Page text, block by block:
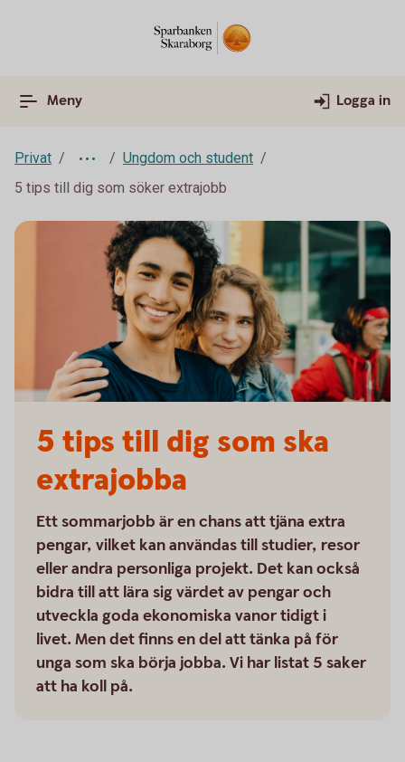
Meny Logga in
Privat
Ungdom och student
5 tips till dig som söker extrajobb
5 tips till dig som ska
extrajobba
Ett sommarjobb är en chans att tjäna extra
pengar, vilket kan användas till studier, resor
eller andra personliga projekt. Det kan också
bidra till att lära sig värdet av pengar och
utveckla goda ekonomiska vanor tidigt i
livet. Men det finns en del att tänka på för
unga som ska börja jobba. Vi har listat 5 saker
att ha koll på.